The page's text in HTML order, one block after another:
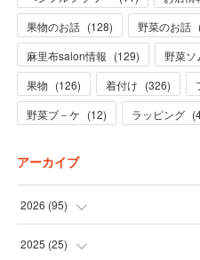
果物のお話 (128) 野菜のお話
麻里布salon情報 (129) 野菜ソ
果物 (126) 着付け (326)
野菜ブ－ケ (12) ラッピング (
アーカイブ
2026 (95)
(5
2025 (25)